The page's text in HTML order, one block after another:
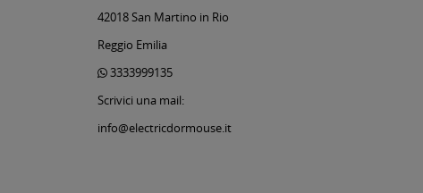
42018 San Martino in Rio
Reggio Emilia
3333999135
Scrivici una mail:
info@electricdormouse.it